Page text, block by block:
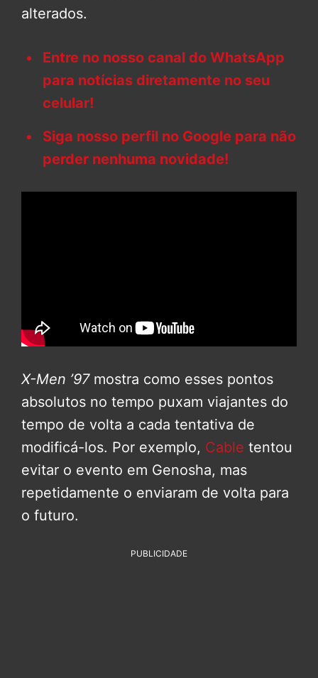
alterados.
Entre no nosso canal do WhatsApp
para notícias diretamente no seu
celular!
Siga nosso perfil no Google para não
perder nenhuma novidade!
X-Men ’97mostra como esses pontos
absolutos no tempo puxam viajantes do
tempo de volta a cada tentativa de
modificá-los. Por exemplo, Cable tentou
evitar o evento em Genosha, mas
repetidamente o enviaram de volta para
o futuro.
PUBLICIDADE